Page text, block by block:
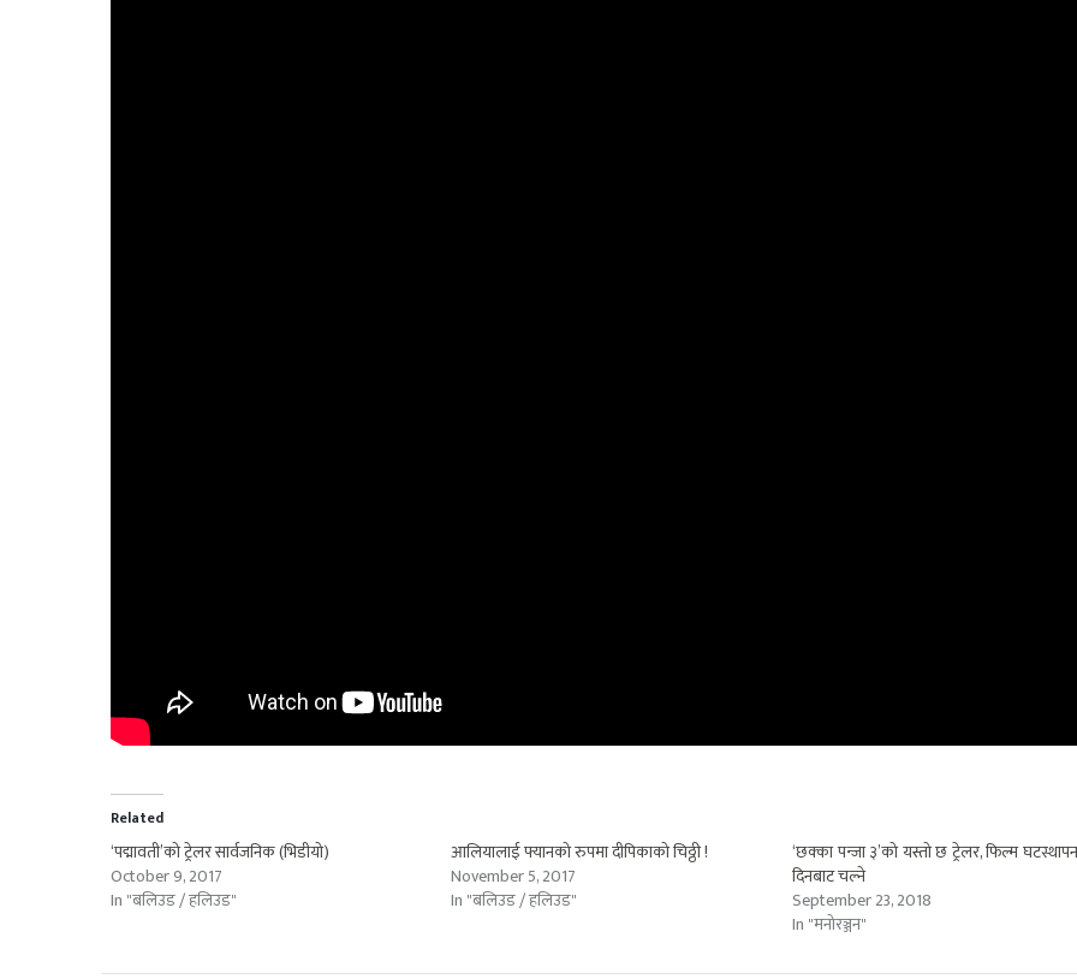
Related
‘पद्मावती’को ट्रेलर सार्वजनिक (भिडीयो)
October 9, 2017
In "बलिउड / हलिउड"
आलियालाई फ्यानको रुपमा दीपिकाको चिठ्ठी !
November 5, 2017
In "बलिउड / हलिउड"
‘छक्का पन्जा ३’को यस्ताे छ ट्रेलर, फिल्म
दिनबाट चल्ने
September 23, 2018
In "मनोरञ्जन"